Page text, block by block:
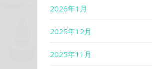
2026年1月
2025年12月
2025年11月